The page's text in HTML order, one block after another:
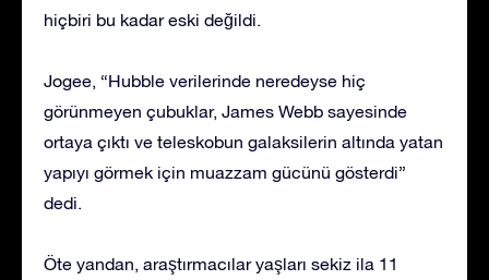
hiçbiri bu kadar eski değildi.
Jogee, “Hubble verilerinde neredeyse hiç
görünmeyen çubuklar, James Webb sayesinde
ortaya çıktı ve teleskobun galaksilerin altında yatan
yapıyı görmek için muazzam gücünü gösterdi”
dedi.
Öte yandan, araştırmacılar yaşları sekiz ila 11